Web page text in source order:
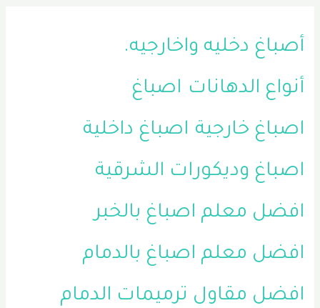
أصباغ دخليه واخارجيه.
أنواع الدهانات اصباغ
اصباغ خارجية اصباغ داخلية
اصباغ وديكورات الشرقية
افضل معلم اصباغ بالخبر
افضل معلم اصباغ بالدمام
افضل مقاول ترميمات الدمام